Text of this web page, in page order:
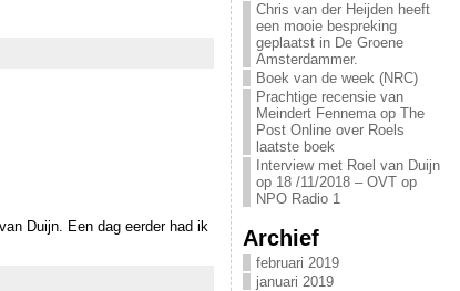
Duijn. Een dag eerder had ik
Chris van der Heijden heeft
een mooie bespreking
geplaatst in De Groene
Amsterdammer.
Boek van de week (NRC)
Prachtige recensie van
Meindert Fennema op The
Post Online over Roels
laatste boek
Interview met Roel van Duijn
op 18 /11/2018 – OVT op
NPO Radio 1
Archief
februari 2019
januari 2019